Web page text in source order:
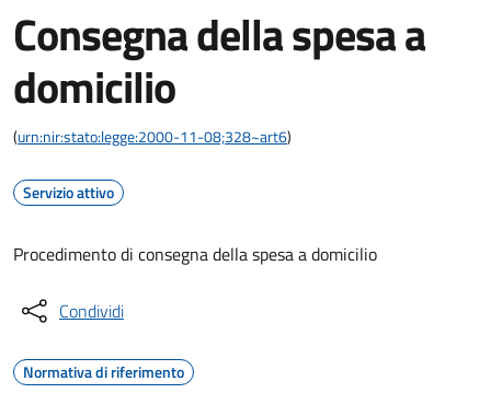
Consegna della spesa a
domicilio
(urn:nir:stato:legge:2000-11-08;328~art6)
Servizio attivo
Procedimento di consegna della spesa a domicilio
Condividi
Normativa di riferimento